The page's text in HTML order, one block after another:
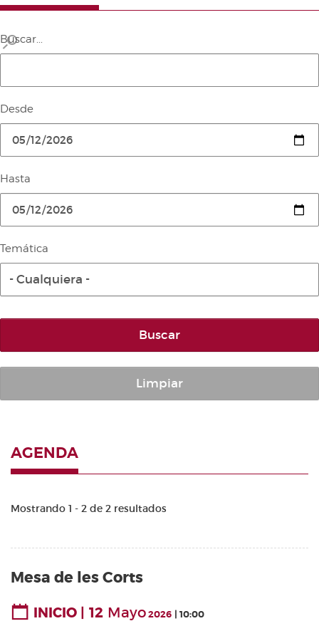
Buscar...
Desde
Hasta
Temática
- Cualquiera -
Buscar
Limpiar
AGENDA
Mostrando 1 - 2 de 2 resultados
Mesa de les Corts
INICIO 12 Mayo2026 10:00